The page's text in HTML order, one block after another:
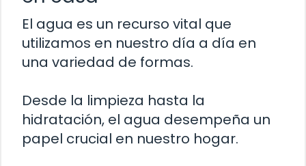
El agua es un recurso vital que
utilizamos en nuestro día a día en
una variedad de formas.
Desde la limpieza hasta la
hidratación, el agua desempeña un
papel crucial en nuestro hogar.